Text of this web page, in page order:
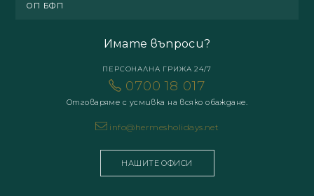
ОП БФП
Имате въпроси?
ПЕРСОНАЛНА ГРИЖА 24/7
0700 18 017
Отговаряме с усмивка на всяко обаждане.
info@hermesholidays.net
НАШИТЕ ОФИСИ